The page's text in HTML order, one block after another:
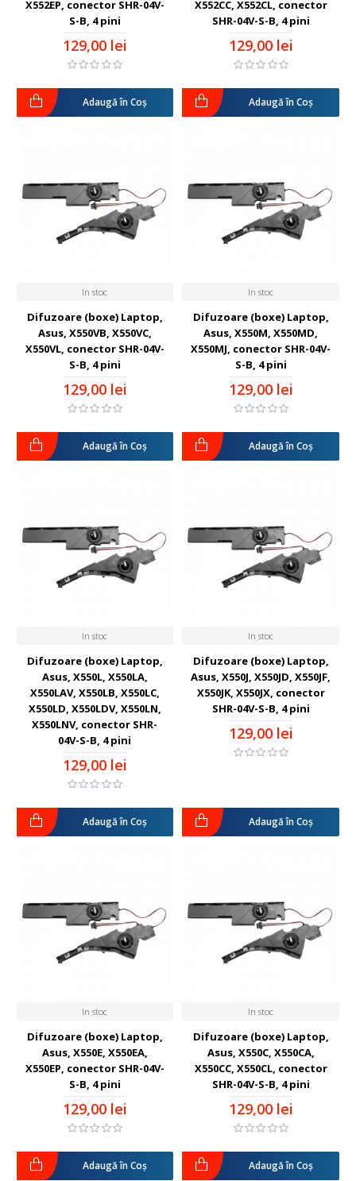
X552EP, conector SHR-04V-
S-B, 4 pini
129,00 lei
Adaugă în Coş
X552CC, X552CL, conector
SHR-04V-S-B, 4 pini
129,00 lei
Adaugă în Coş
In stoc
Difuzoare (boxe) Laptop,
Asus, X550VB, X550VC,
X550VL, conector SHR-04V-
S-B, 4 pini
129,00 lei
Adaugă în Coş
In stoc
Difuzoare (boxe) Laptop,
Asus, X550M, X550MD,
X550MJ, conector SHR-04V-
S-B, 4 pini
129,00 lei
Adaugă în Coş
In stoc
Difuzoare (boxe) Laptop,
Asus, X550L, X550LA,
X550LAV, X550LB, X550LC,
X550LD, X550LDV, X550LN,
X550LNV, conector SHR-
04V-S-B, 4 pini
129,00 lei
Adaugă în Coş
In stoc
Difuzoare (boxe) Laptop,
Asus, X550J, X550JD, X550JF,
X550JK, X550JX, conector
SHR-04V-S-B, 4 pini
129,00 lei
Adaugă în Coş
In stoc
Difuzoare (boxe) Laptop,
Asus, X550E, X550EA,
X550EP, conector SHR-04V-
S-B, 4 pini
129,00 lei
Adaugă în Coş
In stoc
Difuzoare (boxe) Laptop,
Asus, X550C, X550CA,
X550CC, X550CL, conector
SHR-04V-S-B, 4 pini
129,00 lei
Adaugă în Coş